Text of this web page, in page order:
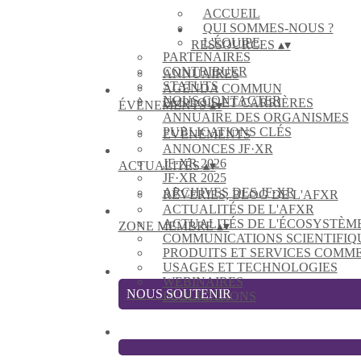
ACCUEIL
QUI SOMMES-NOUS ?
L'ÉQUIPE
PARTENAIRES
CONTRIBUER
STATUTS
NOUS CONTACTER
RESSOURCES ▴▾
ANNUAIRES
AGENDA COMMUN
EMPLOIS ET CARRIÈRES
ANNUAIRE DES ORGANISMES
PUBLICATIONS CLÉS
ÉVÈNEMENTS▴▾
EVÈNEMENTS
ANNONCES JF·XR
JF·XR 2026
JF·XR 2025
ARCHIVES DES JF·XR
ACTUALITÉS▴▾
RÊVERIES, BLOG DE L'AFXR
ACTUALITÉS DE L'AFXR
ACTUALITÉS DE
COMMUNICATIONS
PRODUITS ET SERVICES
USAGES ET TECHNOLOGIES
WEBINAIRES
PUBLICATIONS
ZONE MEMBRE▴▾
NOUS SOUTENIR